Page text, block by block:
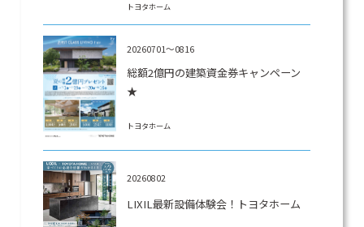
トヨタホーム
20260701～0816
総額2億円の建築資金券キャンペーン
★
トヨタホーム
20260802
LIXIL最新設備体験会！トヨタホーム